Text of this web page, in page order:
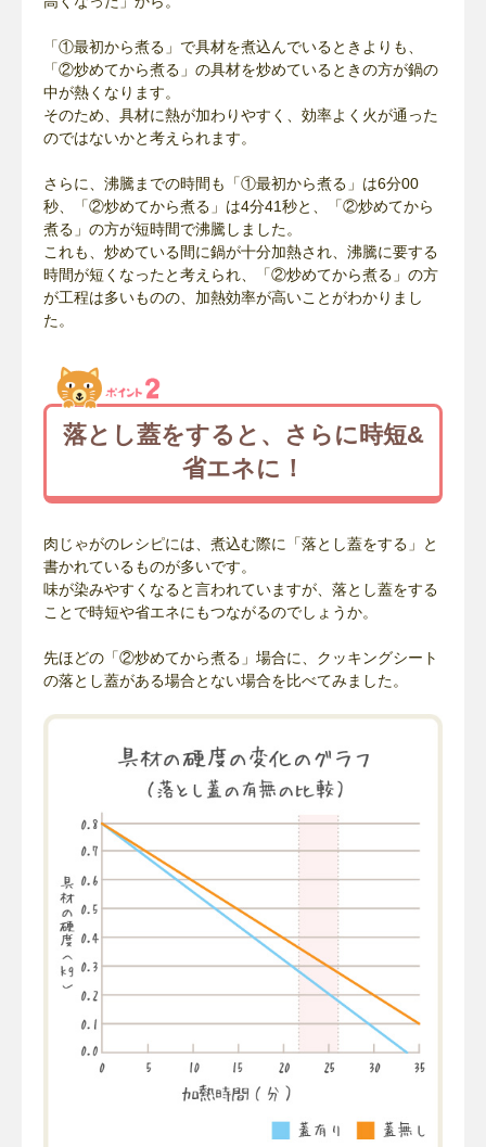
「①最初から煮る」で具材を煮込んでいるときよりも、
「②炒めてから煮る」の具材を炒めているときの方が鍋の
中が熱くなります。
そのため、具材に熱が加わりやすく、効率よく火が通った
のではないかと考えられます。
さらに、沸騰までの時間も「①最初から煮る」は6分00
秒、「②炒めてから煮る」は4分41秒と、「②炒めてから
煮る」の方が短時間で沸騰しました。
これも、炒めている間に鍋が十分加熱され、沸騰に要する
時間が短くなったと考えられ、「②炒めてから煮る」の方
が工程は多いものの、加熱効率が高いことがわかりまし
た。
落とし蓋をすると、さらに時短&
省エネに！
肉じゃがのレシピには、煮込む際に「落とし蓋をする」と
書かれているものが多いです。
味が染みやすくなると言われていますが、落とし蓋をする
ことで時短や省エネにもつながるのでしょうか。
先ほどの「②炒めてから煮る」場合に、クッキングシート
の落とし蓋がある場合とない場合を比べてみました。